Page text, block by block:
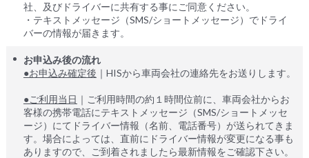
社、及びドライバーに共有する事にご同意ください。
・テキストメッセージ（SMS/ショートメッセージ）でドライ
バーの情報が届きます。
お申込み後の流れ
●お申込み確定後 ｜HISから車両会社の連絡先をお送りします。
●ご利用当日 ｜ご利用時間の約１時間位前に、車両会社からお
客様の携帯電話にテキストメッセージ（SMS/ショートメッセ
ージ）にてドライバー情報（名前、電話番号）が送られてきま
す。場合によっては、直前にドライバー情報が変更になる事も
ありますので、ご到着されましたら最新情報をご確認下さい。